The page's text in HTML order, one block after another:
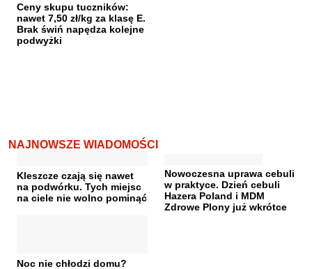
Ceny skupu tuczników:
nawet 7,50 zł/kg za klasę E.
Brak świń napędza kolejne
podwyżki
NAJNOWSZE WIADOMOŚCI
Kleszcze czają się nawet
na podwórku. Tych miejsc
na ciele nie wolno pominąć
Nowoczesna uprawa cebuli
w praktyce. Dzień cebuli
Hazera Poland i MDM
Zdrowe Plony już wkrótce
Noc nie chłodzi domu?